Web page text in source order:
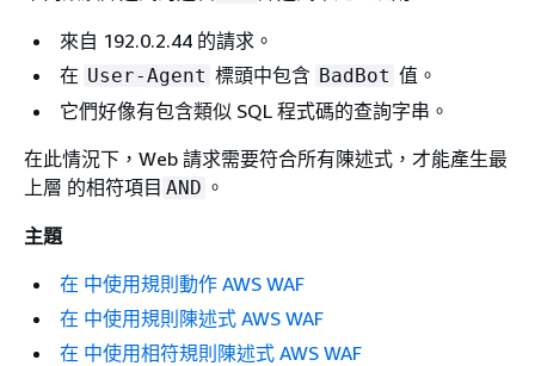
來自 192.0.2.44 的請求。
在 User-Agent 標頭中包含 BadBot 值。
它們好像有包含類似 SQL 程式碼的查詢字串。
在此情況下，Web 請求需要符合所有陳述式，才能產生最
上層 的相符項目 AND 。
主題
在 中使用規則動作 AWS WAF
在 中使用規則陳述式 AWS WAF
在 中使用相符規則陳述式 AWS WAF